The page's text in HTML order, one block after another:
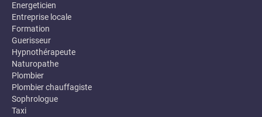
Energeticien
Entreprise locale
Formation
Guerisseur
Hypnothérapeute
Naturopathe
Plombier
Plombier chauffagiste
Sophrologue
Taxi